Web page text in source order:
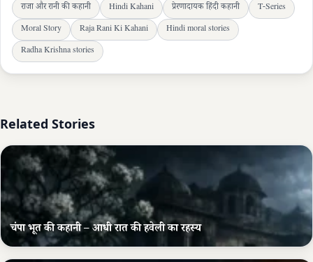
राजा और रानी की कहानी
Hindi Kahani प्रेरणादायक हिंदी कहानी
T-Series
Moral Story
Raja Rani Ki Kahani
Hindi moral stories
Radha Krishna stories
Related Stories
चंपा भूत की कहानी – आधी रात की हवेली का रहस्य